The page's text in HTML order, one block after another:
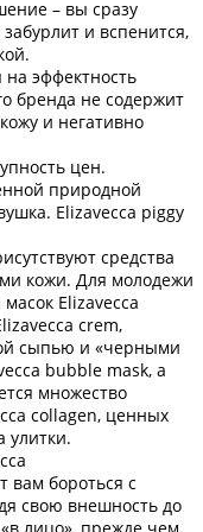
– вы сразу
и вспенится,
на эффектность
бренда не содержит
и негативно
цен.
природной
Elizavecca piggy
средства
кожи. Для молодежи
Elizavecca
crem,
сыпью и «черными
bubble mask, а
множество
collagen, ценных
улитки.
вам бороться с
свою внешность до
лицо», прежде чем